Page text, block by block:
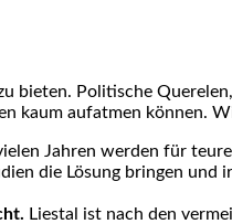
bie­ten. Poli­ti­sche
kaum auf­at­men kön­nen.
Jah­ren wer­den für
die Lösung brin­gen
Lies­tal ist nach den